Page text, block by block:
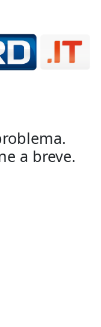
a breve.